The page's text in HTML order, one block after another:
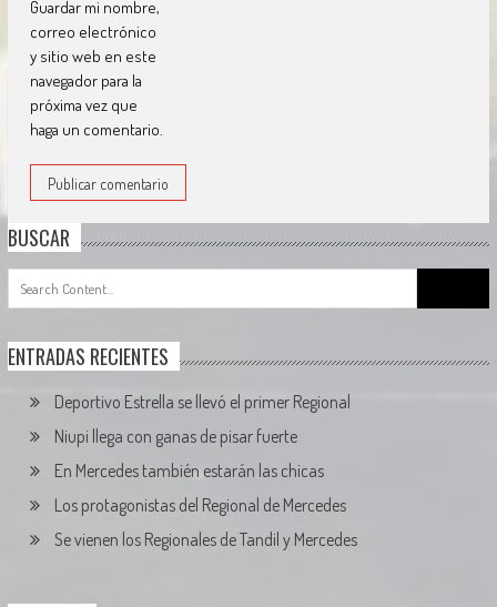
Guardar mi nombre,
correo electrónico
y sitio web en este
navegador para la
próxima vez que
haga un comentario.
BUSCAR
for:
ENTRADAS RECIENTES
Deportivo Estrella se llevó el primer Regional
Niupi llega con ganas de pisar fuerte
En Mercedes también estarán las chicas
Los protagonistas del Regional de Mercedes
Se vienen los Regionales de Tandil y Mercedes